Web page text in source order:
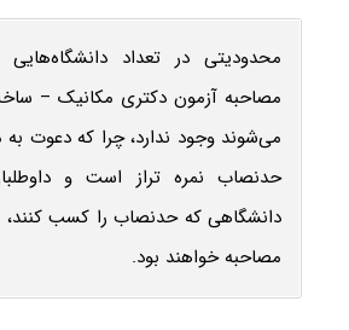
محدودیتی در تعداد دانشگاه‌هایی
مصاحبه آزمون دکتری مکانیک –
می‌شوند وجود ندارد، چرا که دعوت
حدنصاب نمره تراز است و
دانشگاهی که حدنصاب را کسب کنند،
مصاحبه خواهند بود.